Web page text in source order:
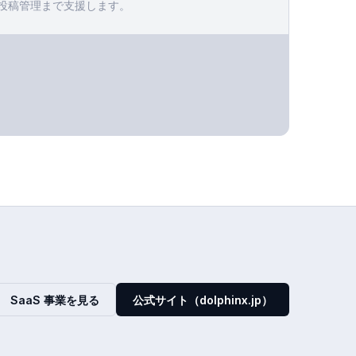
稿管理まで支援します。
SaaS 事業を見る 公式サイト（dolphinx.jp）